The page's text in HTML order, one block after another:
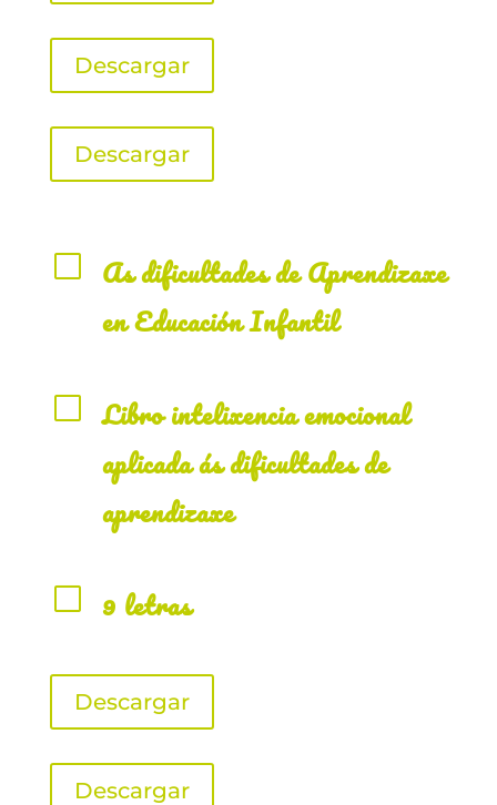
Descargar
Descargar
V
As dificultades de Aprendizaxe
en Educación Infantil
V Libro intelixencia emocional
aplicada ás dificultades de
aprendizaxe
V 9 letras
Descargar
Descargar